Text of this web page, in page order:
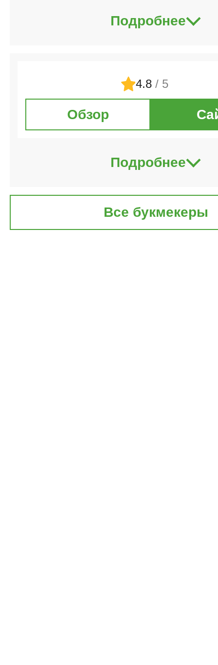
Подробнее
4.8 / 5
Обзор
Подробнее
Все букмекеры